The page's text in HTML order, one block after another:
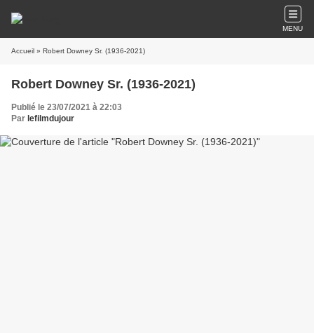
MENU
Accueil » Robert Downey Sr. (1936-2021)
Robert Downey Sr. (1936-2021)
Publié le 23/07/2021 à 22:03
Par lefilmdujour